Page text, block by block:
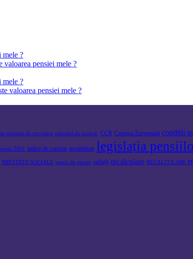
mele ?
valoarea pensiei mele ?
mele ?
valoarea pensiei mele ?
institute de cercetare carnetul de muncă. CCR Comisia Europeană conditii
2001 indice de corectie invaliditate legislația
PRESTATII SOCIALE punct de pensie radiații recalculare RECALCULARE